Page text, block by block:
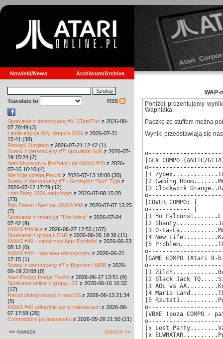
Nowinki/News Archiwum/Archive
Translate to RSS
Spotkanie z demosceną #9: STeel/Tori z 2026-08-
07 20:49 (3)
Letnia edycja Silly Venture 2026 z 2026-07-31
15:41 (38)
Pamięci Jurgiego z 2026-07-21 12:42 (1)
Sceny z demosceny #7: opowiada SuN z 2026-07-
19 15:24 (2)
Atari Muzeum w Poznaniu na KWAS #40 z 2026-
07-16 16:10 (4)
Nie żyje kolega Pecuś z 2026-07-13 18:00 (30)
Sceny z demosceny #7 - Grzegorz "Sun" Żyła z
2026-07-12 17:29 (12)
Lost Party 2026 nadchodzi z 2026-07-08 15:28
(23)
Pan Zenon i Atari na KWAS #40 z 2026-07-07 13:25
(7)
Spotkanie z redakcją "The Voice" z 2026-07-04
07:42 (9)
KWAS #40 live z 2026-06-27 12:53 (167)
Spotkanie z grupą USSR z 2026-06-26 19:36 (11)
KWAS #40 - zabierzcie Atari Portfolio! z 2026-06-23
08:12 (0)
KWAS #40 - naprawa retrosprzętu z 2026-06-21
17:15 (1)
Sceny z demosceny #7 z Bigerem i MBR z 2026-
06-19 22:08 (0)
Atari Floppy Image Toolkit z 2026-06-17 13:51 (9)
Spotkanie online z grupą LST z 2026-06-16 16:32
(17)
Recoil zintegrowany z macOS z 2026-06-13 21:34
(5)
KWAS #40 odbędzie się w Katowicach z 2026-06-
07 17:59 (25)
Commodore po atarowsku z 2026-05-28 21:50 (21)
«« nowsze starsze »»
WAP-
Poniżej prezentujemy
Wapniaka.
Paczkę ze stuffem można
Wyniki przedstawiają się
|GFX COMPO (ANTIC/
|1
|2 Gaming
|3 Clockwork
|COVER COMPO: |
o------------ |
|1 Yo
|2
|3 O-La-
|4 New
|5
|GAME COMPO (Atari
|1
|2 Black Jack
|3 AOL vs
|4 Mario
|5
|VBXE (poza COMPO
|x Lost
|x